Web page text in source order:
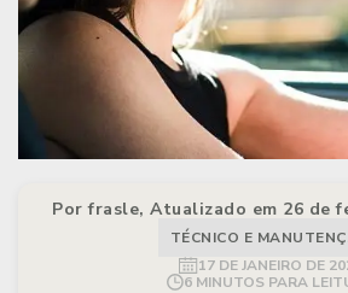
Por frasle, Atualizado em 26 de
TÉCNICO E
17 DE JANEIRO DE
6 MINUTOS PARA